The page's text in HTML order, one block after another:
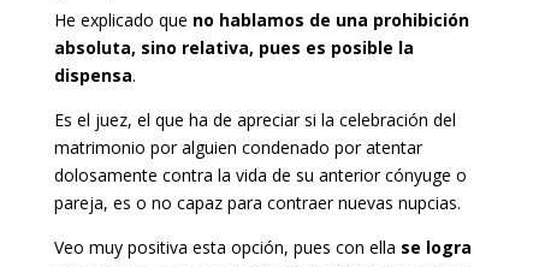
He explicado que no hablamos de una prohibición
absoluta, sino relativa, pues es posible la
dispensa.
Es el juez, el que ha de apreciar si la celebración del
matrimonio por alguien condenado por atentar
dolosamente contra la vida de su anterior cónyuge o
pareja, es o no capaz para contraer nuevas nupcias.
Veo muy positiva esta opción, pues con ella se logra